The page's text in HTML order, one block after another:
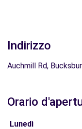
Indirizzo
Auchmill Rd,
Orario
Lunedì